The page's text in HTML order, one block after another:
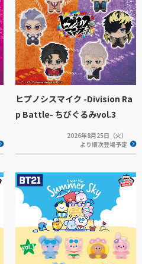
ヒプノシスマイク -Division Ra
p Battle- ちびぐるみvol.3
2026年8月25日（火）
より順次登場予定